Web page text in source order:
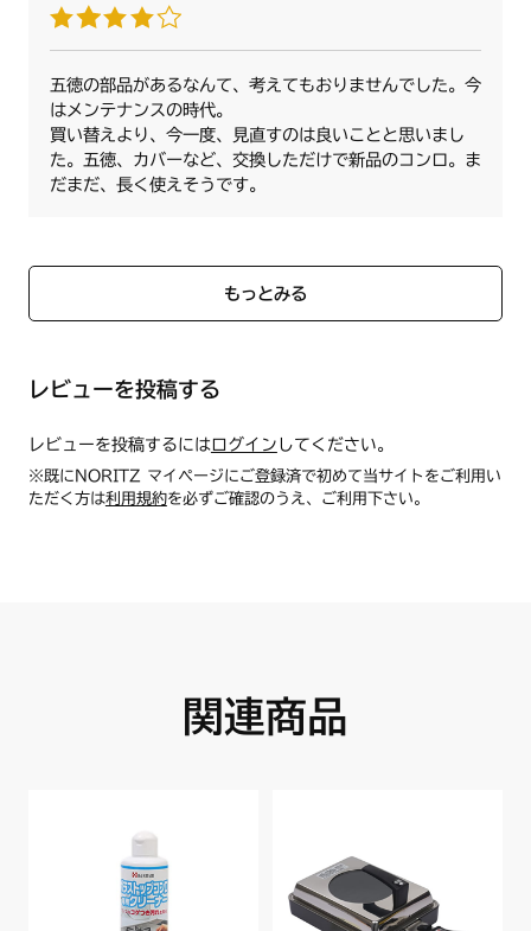
【バーナーリングカバー（小）】1個
商品番号：【ノーリツコード】SRG7568【ハーマンコード】
DS0B120070105
●サイズ
N3S05PWASMSTEC
N3S06PWAS6STE
N3S07PWAS6STE
N3WN8PWAS2SVE
N3WN8PWAS6SVE
N3WN8PWASKSTE
N3WN8PWASMSTE
N3WN8PWASZSVE
N3WN9PWASKSTE
N3WN9PWASZSVE
N3WP1PWASZWHE
N3WP2PWAS6SVE
N3WP2PWASZWHE
N3WP3PWAS2SVE
N3WP5PWASMSTE
N3WP6PWAS4BRE
N3WR1PWASZWHE
N3WR2PWAS2WHE
N3WR2PWAS6SVE
N3WR2PWASZWHE
五徳の部品があるなんて、考えてもおりませんでした。今
はメンテナンスの時代。
買い替えより、今一度、見直すのは良いことと思いまし
た。五徳、カバーなど、交換しただけで新品のコンロ。ま
だまだ、長く使えそうです。
もっとみる
レビューを投稿する
レビューを投稿するにはログイン してください。
※既にNORITZ マイページにご登録済で初めて当サイトをご利用い
ただく方は利用規約を必ずご確認のうえ、ご利用下さい。
関連商品